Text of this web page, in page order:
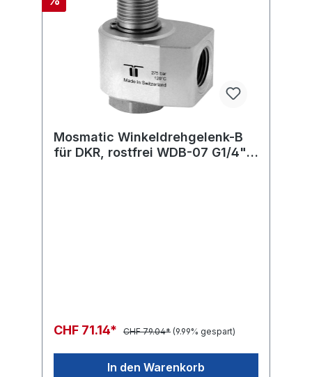
Mosmatic Winkeldrehgelenk-B
für DKR, rostfrei WDB-07 G1/4"F
CHF 71.14* CHF 79.04* (9.99% gespart)
In den Warenkorb